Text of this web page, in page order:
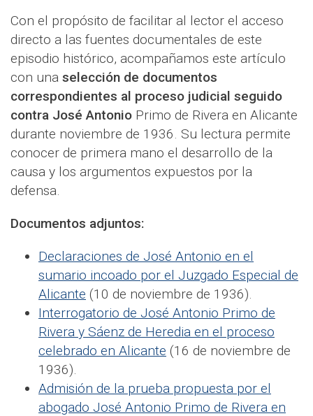
Con el propósito de facilitar al lector el acceso
directo a las fuentes documentales de este
episodio histórico, acompañamos este artículo
con una selección de documentos
correspondientes al proceso judicial seguido
contra José Antonio Primo de Rivera en Alicante
durante noviembre de 1936. Su lectura permite
conocer de primera mano el desarrollo de la
causa y los argumentos expuestos por la
defensa.
Documentos adjuntos:
Declaraciones de José Antonio en el
sumario incoado por el Juzgado Especial de
Alicante (10 de noviembre de 1936).
Interrogatorio de José Antonio Primo de
Rivera y Sáenz de Heredia en el proceso
celebrado en Alicante (16 de noviembre de
1936).
Admisión de la prueba propuesta por el
abogado José Antonio Primo de Rivera en